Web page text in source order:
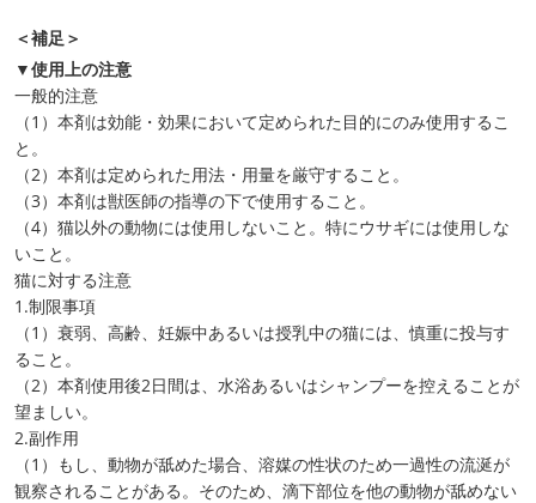
＜補足＞
▼使用上の注意
一般的注意
（1）本剤は効能・効果において定められた目的にのみ使用するこ
と。
（2）本剤は定められた用法・用量を厳守すること。
（3）本剤は獣医師の指導の下で使用すること。
（4）猫以外の動物には使用しないこと。特にウサギには使用しな
いこと。
猫に対する注意
1.制限事項
（1）衰弱、高齢、妊娠中あるいは授乳中の猫には、慎重に投与す
ること。
（2）本剤使用後2日間は、水浴あるいはシャンプーを控えることが
望ましい。
2.副作用
（1）もし、動物が舐めた場合、溶媒の性状のため一過性の流涎が
観察されることがある。そのため、滴下部位を他の動物が舐めない